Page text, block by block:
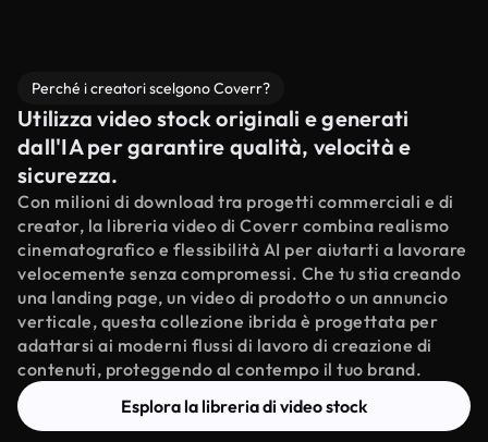
Perché i creatori scelgono Coverr?
Utilizza video stock originali e generati
dall'IA per garantire qualità, velocità e
sicurezza.
Con milioni di download tra progetti commerciali e di
creator, la libreria video di Coverr combina realismo
cinematografico e flessibilità AI per aiutarti a lavorare
velocemente senza compromessi. Che tu stia creando
una landing page, un video di prodotto o un annuncio
verticale, questa collezione ibrida è progettata per
adattarsi ai moderni flussi di lavoro di creazione di
contenuti, proteggendo al contempo il tuo brand.
Esplora la libreria di video stock